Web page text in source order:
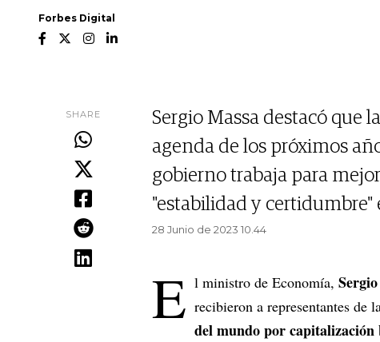
Forbes Digital
SHARE
Sergio Massa destacó que
agenda de los próximos
gobierno trabaja para
"estabilidad y
28 Junio de 2023 10.44
E l ministro de Economía,
recibieron a representantes de
del mundo por